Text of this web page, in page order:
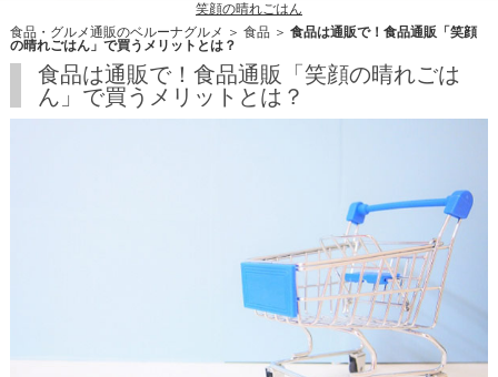
笑顔の晴れごはん
食品・グルメ通販のベルーナグルメ ＞ 食品 ＞ 食品は通販で！食品通販「笑顔
の晴れごはん」で買うメリットとは？
食品は通販で！食品通販「笑顔の晴れごは
ん」で買うメリットとは？